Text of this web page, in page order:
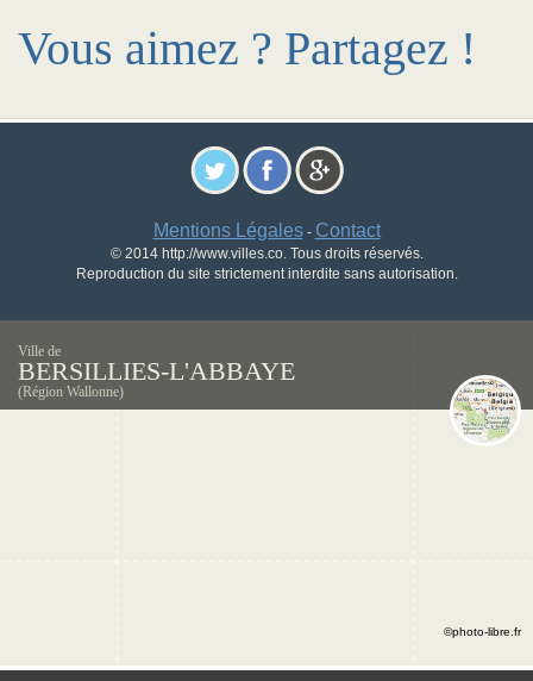
Vous aimez ? Partagez !
Mentions Légales- Contact
© 2014 http://www.villes.co. Tous droits réservés.
Reproduction du site strictement interdite sans autorisation.
Ville de
BERSILLIES-L'ABBAYE
(Région Wallonne)
©photo-libre.fr